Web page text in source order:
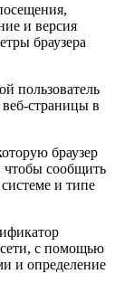
и версия
браузера
пользователь
веб-страницы в
браузер
чтобы сообщить
и типе
сети, с помощью
и определение